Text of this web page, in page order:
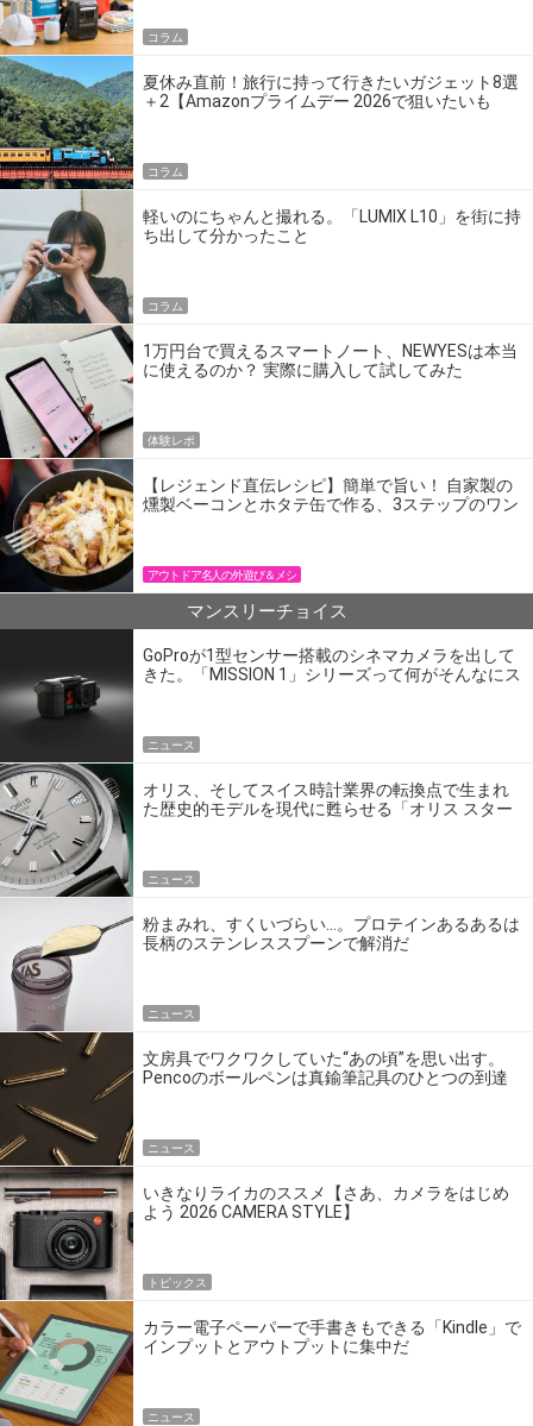
コラム
夏休み直前！旅行に持って行きたいガジェット8選
＋2【Amazonプライムデー 2026で狙いたいも
コラム
軽いのにちゃんと撮れる。「LUMIX L10」を街に持
ち出して分かったこと
コラム
1万円台で買えるスマートノート、NEWYESは本当
に使えるのか？ 実際に購入して試してみた
体験レポ
【レジェンド直伝レシピ】簡単で旨い！ 自家製の
燻製ベーコンとホタテ缶で作る、3ステップのワン
アウトドア名人の外遊び＆メシ
マンスリーチョイス
GoProが1型センサー搭載のシネマカメラを出して
きた。「MISSION 1」シリーズって何がそんなにス
ニュース
オリス、そしてスイス時計業界の転換点で生まれ
た歴史的モデルを現代に甦らせる「オリス スター
ニュース
粉まみれ、すくいづらい…。プロテインあるあるは
長柄のステンレススプーンで解消だ
ニュース
文房具でワクワクしていた“あの頃”を思い出す。
Pencoのボールペンは真鍮筆記具のひとつの到達
ニュース
いきなりライカのススメ【さあ、カメラをはじめ
よう 2026 CAMERA STYLE】
トピックス
カラー電子ペーパーで手書きもできる「Kindle」で
インプットとアウトプットに集中だ
ニュース